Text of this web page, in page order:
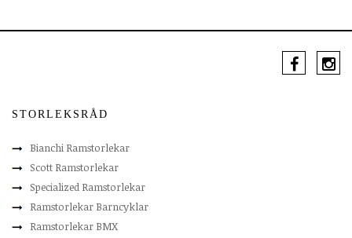
STORLEKSRÅD
Bianchi Ramstorlekar
Scott Ramstorlekar
Specialized Ramstorlekar
Ramstorlekar Barncyklar
Ramstorlekar BMX